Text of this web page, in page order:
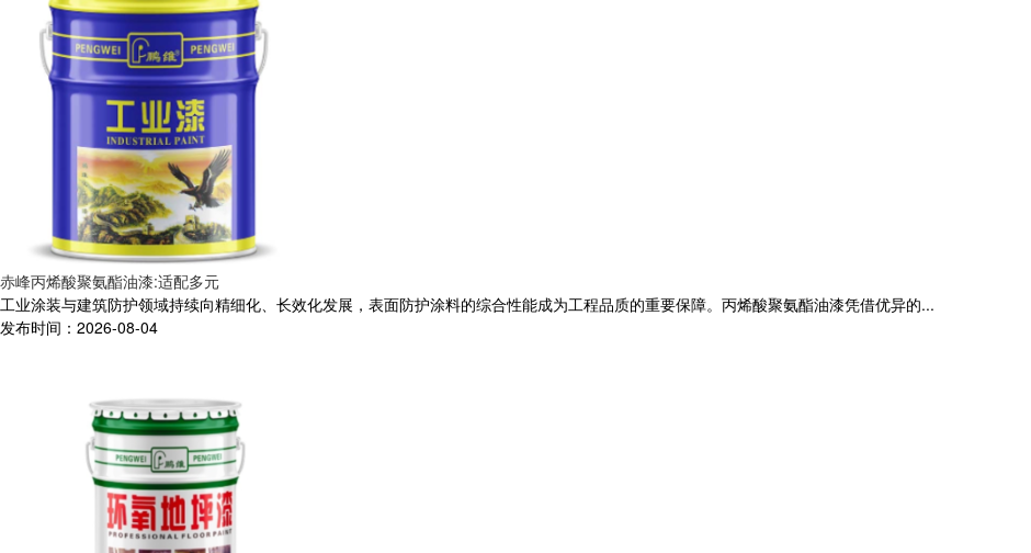
赤峰丙烯酸聚氨酯油漆:适配多元
工业涂装与建筑防护领域持续向精细化、长效化发展，表面防护涂料的综合性能成为工程品质的重要保障。丙烯酸聚氨酯油漆凭借优异的...
发布时间：2026-08-04